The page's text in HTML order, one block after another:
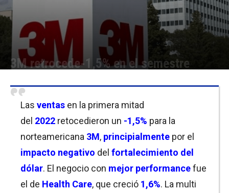
3M retrocede-1,5% en el semestre
Las ventas en la primera mitad
del 2022 retocedieron un -1,5% para la
norteamericana 3M, principialmente por el
impacto negativo del fortalecimiento del
dólar. El negocio con mejor performancefue
el de Health Care, que creció 1,6%. La multi